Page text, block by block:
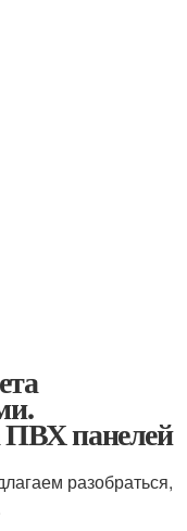
панелей
разобраться,